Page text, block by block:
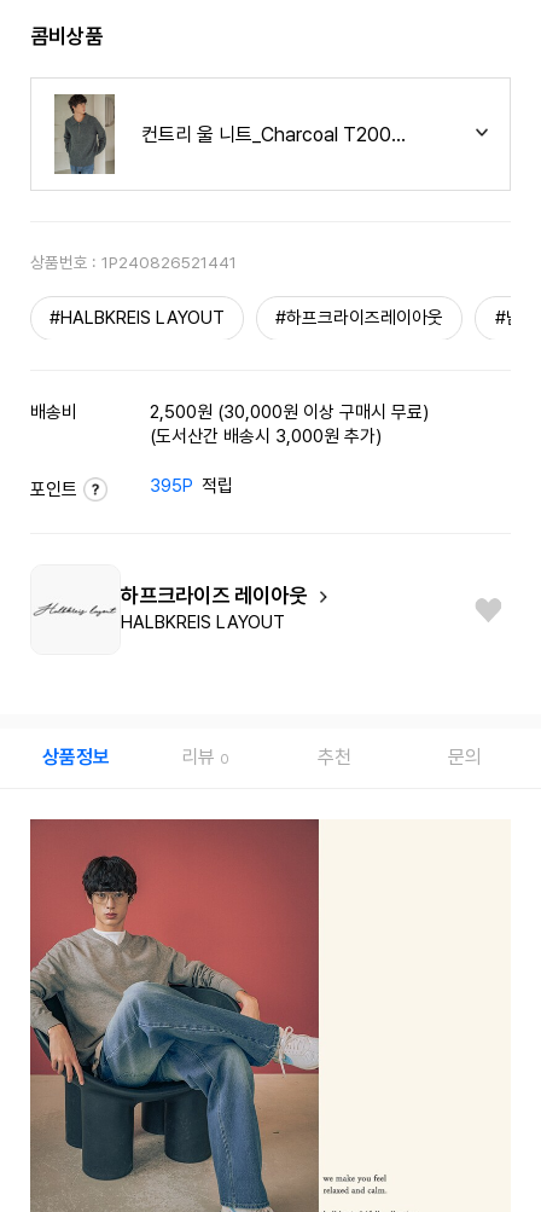
콤비상품
컨트리 울 니트_Charcoal T20054
상품번호 : 1P240826521441
#HALBKREIS LAYOUT #하프크라이즈레이아웃 #남성
배송비
2,500원 (30,000원 이상 구매시 무료)
(도서산간 배송시 3,000원 추가)
포인트 395P 적립
하프크라이즈 레이아웃
HALBKREIS LAYOUT
상품정보 리뷰 0 추천 문의